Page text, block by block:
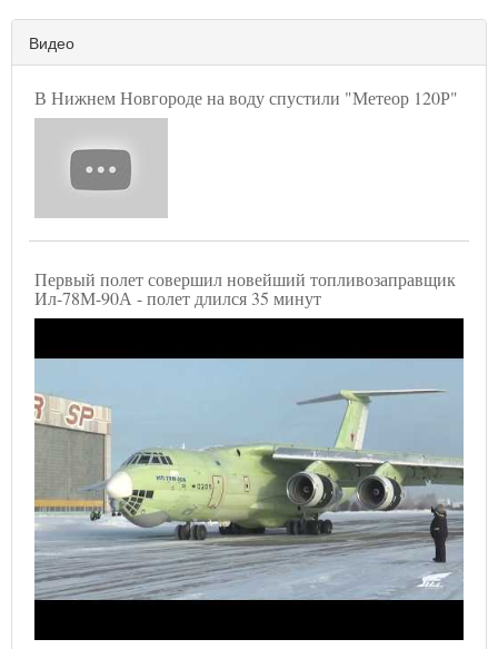
Видео
В Нижнем Новгороде на воду спустили "Метеор 120Р"
Первый полет совершил новейший топливозаправщик
Ил-78М-90А - полет длился 35 минут